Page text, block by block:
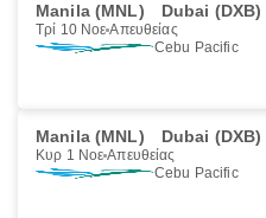
Manila (MNL) Dubai (DXB)
Τρί 10 Νοε Απευθείας
Cebu Pacific
Manila (MNL) Dubai (DXB)
Κυρ 1 Νοε Απευθείας
Cebu Pacific